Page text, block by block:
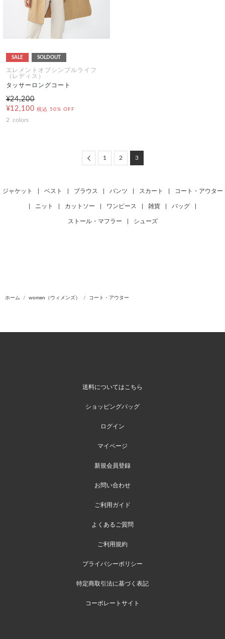
SALE SOLDOUT
エレメントオブシンプルライフ
（レディス）
タッサーロングコート
¥24,200
¥12,100 税込 50% OFF
2 colors
Previous
1 2 3
ジャケット ベスト ブラウス パンツ スカート コート・アウター
ニット カットソー ワンピース 雑貨 バッグ
ストール・マフラー シューズ
ホーム women（ウィメンズ） コート・アウター
送料についてはこちら
ショッピングバッグ
ログイン
マイページ
新規会員登録
お問い合わせ
ご利用ガイド
よくあるご質問
ご利用規約
プライバシーポリシー
特定商取引法に基づく表記
コーポレートサイト